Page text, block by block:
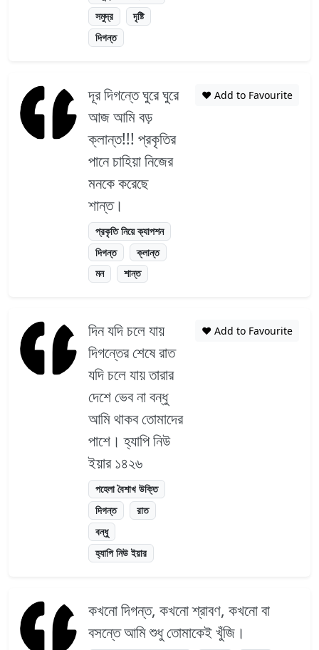
সমুদ্র
দৃষ্টি
দিগন্ত
দূর দিগন্তে ঘুরে ঘুরে
আজ আমি বড়
ক্লান্ত!!! প্রকৃতির
পানে চাহিয়া নিজের
মনকে করেছে
শান্ত।
প্রকৃতি নিয়ে ক্যাপশন
দিগন্ত
ক্লান্ত
মন
শান্ত
❤️ Add to Favourite
দিন যদি চলে যায়
দিগন্তের শেষে রাত
যদি চলে যায় তারার
দেশে ভেব না বন্ধু
আমি থাকব তোমাদের
পাশে। হ্যাপি নিউ
ইয়ার ১৪২৬
পহেলা বৈশাখ উক্তি
দিগন্ত
রাত
বন্ধু
হ্যাপি নিউ ইয়ার
❤️ Add to Favourite
কখনো দিগন্ত, কখনো শ্রাবণ, কখনো বা
বসন্তে আমি শুধু তোমাকেই খুঁজি।